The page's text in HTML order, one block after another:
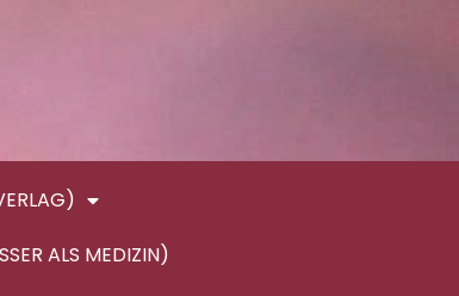
ALS MEDIZIN)